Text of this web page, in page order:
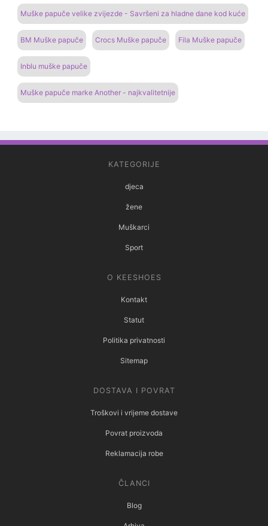
Muške papuče velike zvijezde - Savršeni za hladne dane kod kuće
BM Muške papuče Crocs Muške papuče Fila Muške papuče
Inblu muške papuče
Muške papuče marke Another - najkvalitetnije
KATEGORIJE
djeca
žene
Muškarci
Sport
O KEESHOES
Kontakt
Statut
Politika privatnosti
Sitemap
DOSTAVA I POVRAT
Troškovi i vrijeme dostave
Povrat proizvoda
Reklamacija robe
ČLANCI
Blog